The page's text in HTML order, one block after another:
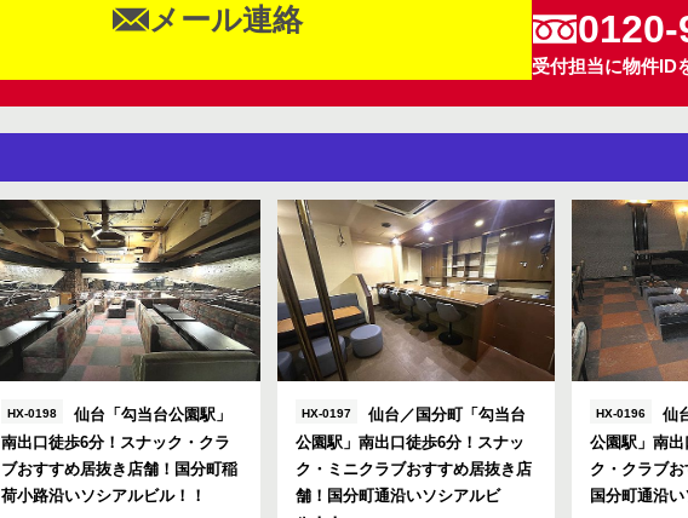
メール連絡
受付担当に物件ID
HX-0198
仙台「勾当台公園駅」
南出口徒歩6分！スナック・クラ
ブおすすめ居抜き店舗！国分町稲
荷小路沿いソシアルビル！！
HX-0197
仙台／国分町「勾当台
公園駅」南出口徒歩6分！スナッ
ク・ミニクラブおすすめ居抜き店
舗！国分町通沿いソシアルビ
HX-0196
仙
公園駅」南
ク・クラブお
国分町通沿い